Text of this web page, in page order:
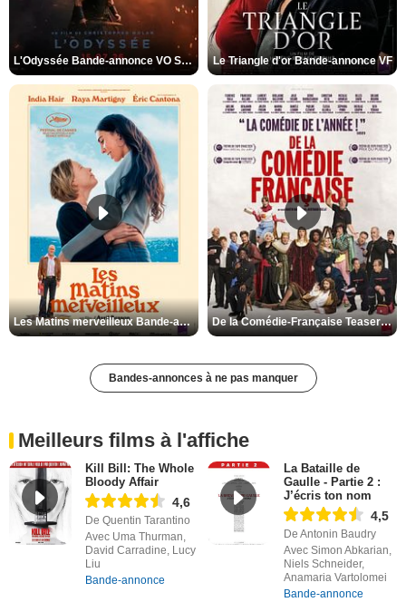
L'Odyssée Bande-annonce VO STFR Le Triangle d'or Bande-annonce VF
Les Matins merveilleux Bande-annonce VF De la Comédie-Française Teaser VF
Bandes-annonces à ne pas manquer
Meilleurs films à l'affiche
Kill Bill: The Whole
Bloody Affair
4,6
De Quentin Tarantino
Avec Uma Thurman,
David Carradine, Lucy
Liu
Bande-annonce
La Bataille de
Gaulle - Partie 2 :
J’écris ton nom
4,5
De Antonin Baudry
Avec Simon Abkarian,
Niels Schneider,
Anamaria Vartolomei
Bande-annonce